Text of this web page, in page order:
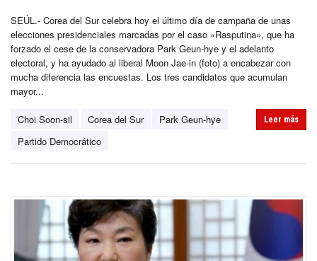
SEÚL.- Corea del Sur celebra hoy el último día de campaña de unas
elecciones presidenciales marcadas por el caso «Rasputina», que ha
forzado el cese de la conservadora Park Geun-hye y el adelanto
electoral, y ha ayudado al liberal Moon Jae-in (foto) a encabezar con
mucha diferencia las encuestas. Los tres candidatos que acumulan
mayor...
Choi Soon-sil Corea del Sur
Park Geun-hye
Partido Democrático
Leer más